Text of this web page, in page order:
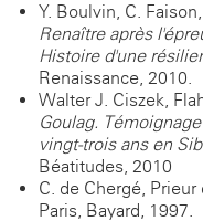
Agenda
Y. Boulvin, C. Faison,
Renaître après
Histoire d'une
Renaissance, 2010.
Walter J. Ciszek,
Goulag.
vingt-trois ans en
Béatitudes, 2010
C. de Chergé, Prieur
Paris, Bayard, 1997.